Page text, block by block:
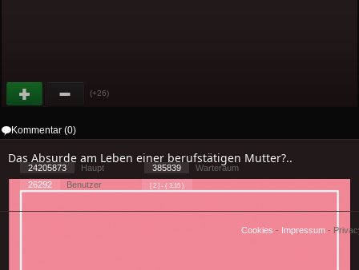
(+26)
Kommentar (0)
Das Absurde am Leben einer berufstätigen Mutter?..
24205873 Haupt 385839
Warteraum
26292
Benutzer [ 2 ] - ( 3.15 )
Cookies - Impressum -